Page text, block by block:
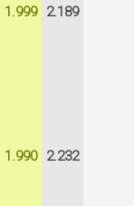
1.999 2.189
1.990 2.232